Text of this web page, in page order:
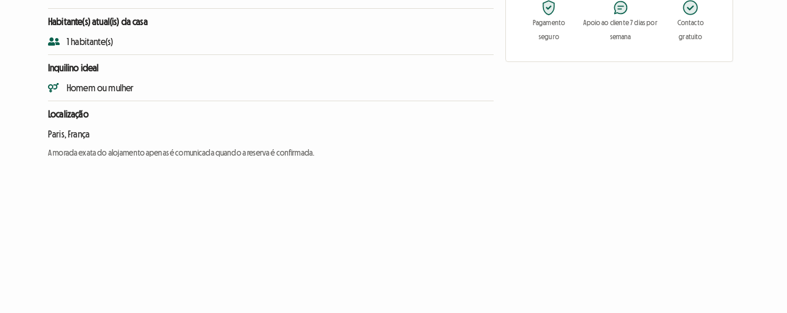
Habitante(s) atual(is) da casa
1 habitante(s)
Inquilino ideal
Homem ou mulher
Localização
Paris, França
A morada exata do alojamento apenas é comunicada quando a reserva é confirmada.
Pagamento
seguro
Apoio ao cliente 7 dias por
semana
Contacto
gratuito